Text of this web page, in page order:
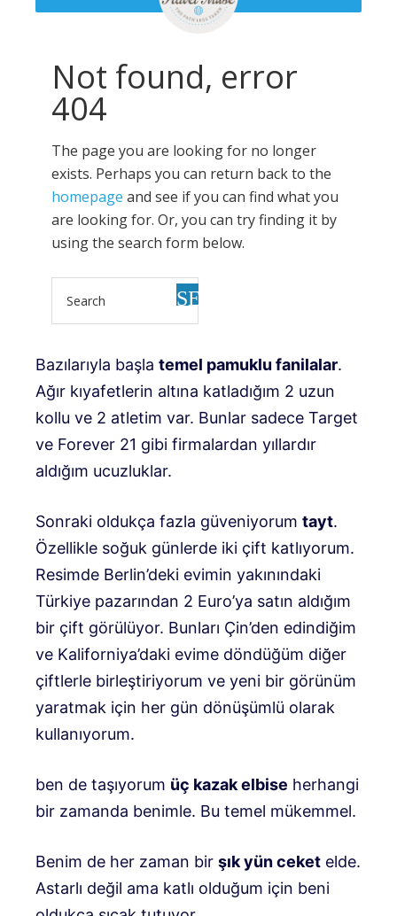
Bazılarıyla başla temel pamuklu fanilalar.
Ağır kıyafetlerin altına katladığım 2 uzun
kollu ve 2 atletim var. Bunlar sadece Target
ve Forever 21 gibi firmalardan yıllardır
aldığım ucuzluklar.
Sonraki oldukça fazla güveniyorum tayt.
Özellikle soğuk günlerde iki çift katlıyorum.
Resimde Berlin’deki evimin yakınındaki
Türkiye pazarından 2 Euro’ya satın aldığım
bir çift görülüyor. Bunları Çin’den edindiğim
ve Kaliforniya’daki evime döndüğüm diğer
çiftlerle birleştiriyorum ve yeni bir görünüm
yaratmak için her gün dönüşümlü olarak
kullanıyorum.
ben de taşıyorum üç kazak elbise herhangi
bir zamanda benimle. Bu temel mükemmel.
Benim de her zaman bir şık yün ceket elde.
Astarlı değil ama katlı olduğum için beni